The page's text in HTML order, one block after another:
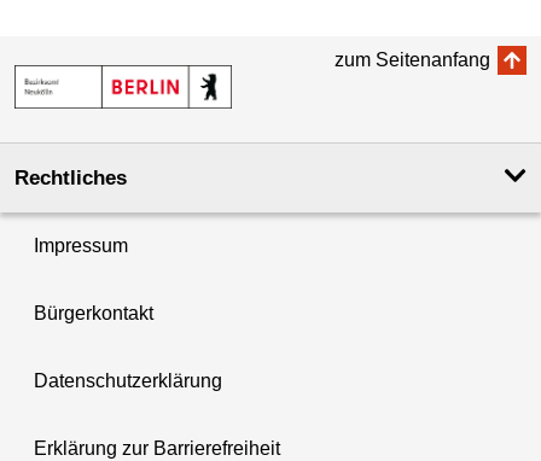
zum Seitenanfang
Rechtliches
Impressum
Bürgerkontakt
Datenschutzerklärung
Erklärung zur Barrierefreiheit